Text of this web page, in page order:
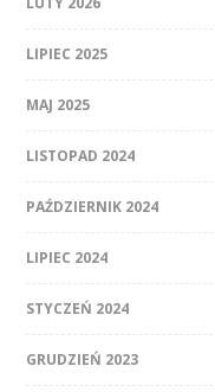
LIPIEC 2025
MAJ 2025
LISTOPAD 2024
PAŹDZIERNIK 2024
LIPIEC 2024
STYCZEŃ 2024
GRUDZIEŃ 2023